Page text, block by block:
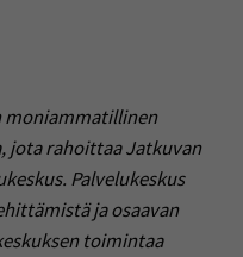
moniammatillinen
jota rahoittaa Jatkuvan
Palvelukeskus
ja osaavan
toimintaa